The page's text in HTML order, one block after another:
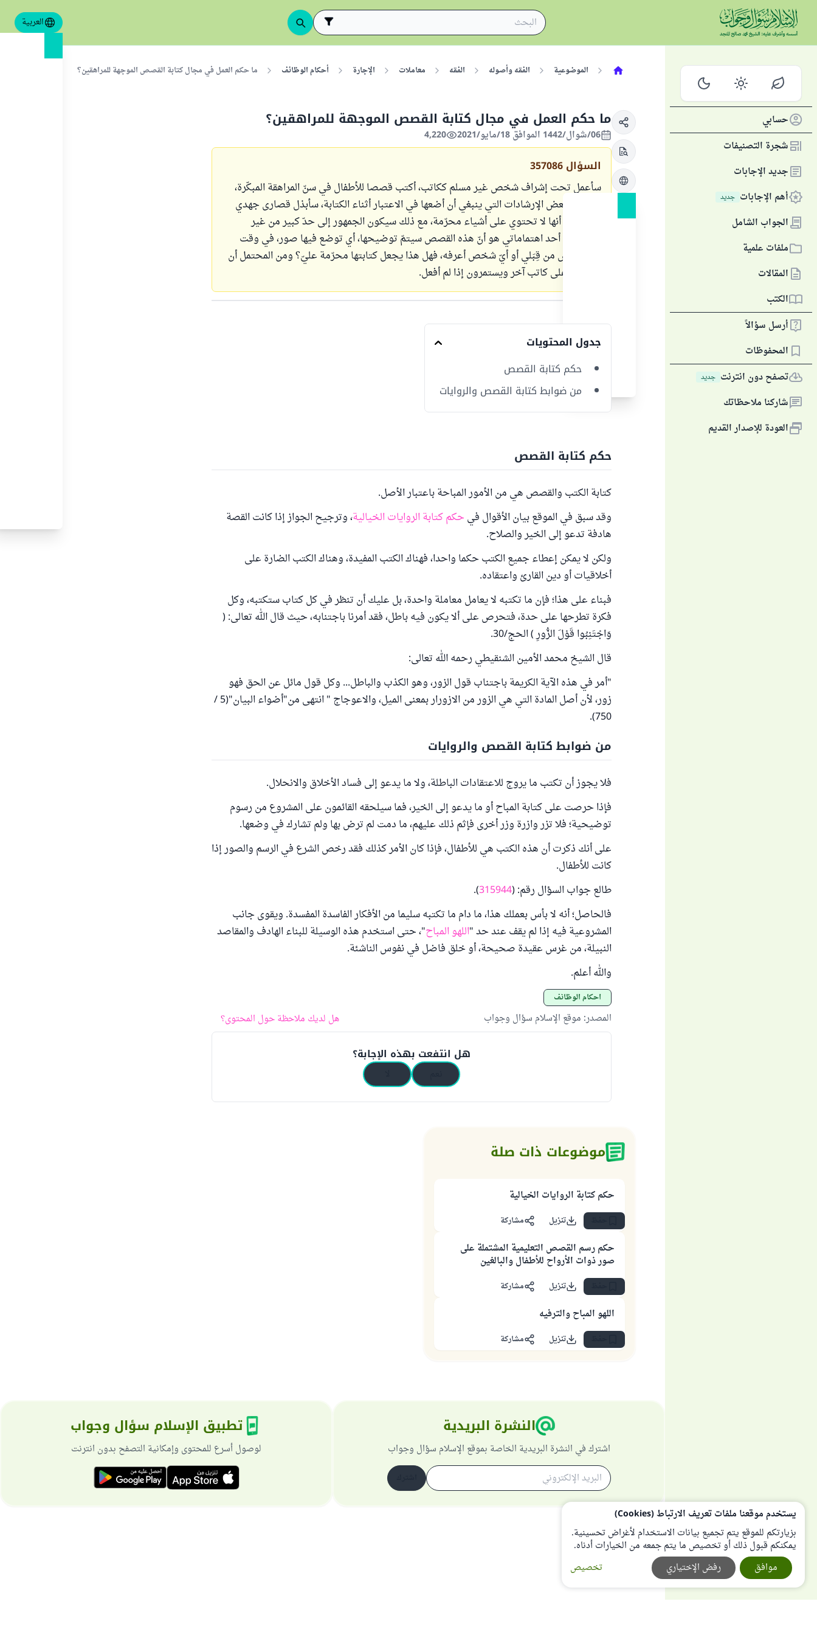
العربية
حسابي
شجرة التصنيفات
جديد الإجابات
أهم الإجابات جديد
الجواب الشامل
ملفات علمية
المقالات
الكتب
أرسل سؤالاً
المحفوظات
تصفح دون انترنت جديد
شاركنا ملاحظاتك
العودة للإصدار القديم
الموضوعية الفقه وأصوله الفقه معاملات الإجارة أحكام الوظائف ما حكم العمل في مجال كتابة القصص الموجهة للمراهقين؟
ما حكم العمل في مجال كتابة القصص الموجهة للمراهقين؟
06/شوال/1442 الموافق 18/مايو/2021 4,220
السؤال 357086
سأعمل تحت إشراف شخص غير مسلم ككاتب، أكتب قصصا للأطفال في سنّ المراهقة المبكّرة،
أعطوني بعض الإرشادات التي ينبغي أن أضعها في الاعتبار أثناء الكتابة، سأبذل قصارى جهدي
للتأكّد من أنها لا تحتوي على أشياء محرّمة، مع ذلك سيكون الجمهور إلى حدّ كبير من غير
المسلمين، أحد اهتماماتي هو أنّ هذه القصص سيتمّ توضيحها، أي توضع فيها صور، في وقت
لاحق، ليس من قِبَلي أو أيّ شخص أعرفه، فهل هذا يجعل كتابتها محرّمة عليّ؟ ومن المحتمل أن
يحصلوا على كاتب آخر ويستمرون إذا لم أفعل.
جدول المحتويات
حكم كتابة القصص
من ضوابط كتابة القصص والروايات
حكم كتابة القصص
كتابة الكتب والقصص هي من الأمور المباحة باعتبار الأصل.
وقد سبق في الموقع بيان الأقوال في حكم كتابة الروايات الخيالية، وترجيح الجواز إذا كانت القصة
هادفة تدعو إلى الخير والصلاح.
ولكن لا يمكن إعطاء جميع الكتب حكما واحدا، فهناك الكتب المفيدة، وهناك الكتب الضارة على
أخلاقيات أو دين القارئ واعتقاده.
فبناء على هذا؛ فإن ما تكتبه لا يعامل معاملة واحدة، بل عليك أن تنظر في كل كتاب ستكتبه، وكل
فكرة تطرحها على حدة، فتحرص على ألا يكون فيه باطل، فقد أمرنا باجتنابه، حيث قال الله تعالى: (
وَاجْتَنِبُوا قَوْلَ الزُّورِ ) الحج/30.
قال الشيخ محمد الأمين الشنقيطي رحمه الله تعالى:
"أمر في هذه الآية الكريمة باجتناب قول الزور، وهو الكذب والباطل... وكل قول مائل عن الحق فهو
زور، لأن أصل المادة التي هي الزور من الازورار بمعنى الميل، والاعوجاج " انتهى من"أضواء البيان"(5 /
750).
من ضوابط كتابة القصص والروايات
فلا يجوز أن تكتب ما يروج للاعتقادات الباطلة، ولا ما يدعو إلى فساد الأخلاق والانحلال.
فإذا حرصت على كتابة المباح أو ما يدعو إلى الخير، فما سيلحقه القائمون على المشروع من رسوم
توضيحية؛ فلا تزر وازرة وزر أخرى فإثم ذلك عليهم، ما دمت لم ترض بها ولم تشارك في وضعها.
على أنك ذكرت أن هذه الكتب هي للأطفال، فإذا كان الأمر كذلك فقد رخص الشرع في الرسم والصور إذا
كانت للأطفال.
طالع جواب السؤال رقم: (315944
).
فالحاصل؛ أنه لا بأس بعملك هذا، ما دام ما تكتبه سليما من الأفكار الفاسدة المفسدة. ويقوى جانب
المشروعية فيه إذا لم يقف عند حد "اللهو المباح"، حتى استخدم هذه الوسيلة للبناء الهادف والمقاصد
النبيلة، من غرس عقيدة صحيحة، أو خلق فاضل في نفوس الناشئة.
والله أعلم.
أحكام الوظائف
المصدر: موقع الإسلام سؤال وجواب هل لديك ملاحظة حول المحتوى؟
هل انتفعت بهذه الإجابة؟
موضوعات ذات صلة
حكم كتابة الروايات الخيالية
تنزيل مشاركة
حكم رسم القصص التعليمية المشتملة على
صور ذوات الأرواح للأطفال والبالغين
تنزيل مشاركة
اللهو المباح والترفيه
تنزيل مشاركة
النشرة البريدية
اشترك في النشرة البريدية الخاصة بموقع الإسلام سؤال وجواب
تطبيق الإسلام سؤال وجواب
لوصول أسرع للمحتوى وإمكانية التصفح بدون انترنت
يستخدم موقعنا ملفات تعريف الارتباط (Cookies)
بزيارتكم للموقع يتم تجميع بيانات الاستخدام لأغراض تحسينية.
يمكنكم قبول ذلك أو تخصيص ما يتم جمعه من الخيارات أدناه.
تخصيص
رفض الإختياري موافق